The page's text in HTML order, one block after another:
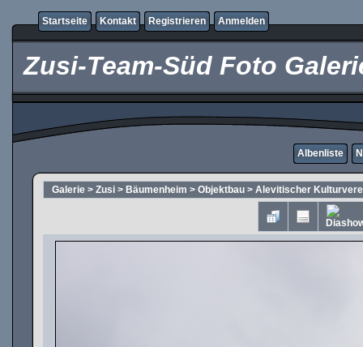
Startseite Kontakt Registrieren Anmelden
Zusi-Team-Süd Foto
Albenliste
Galerie > Zusi > Bäumenheim > Objektbau > Alevitischer